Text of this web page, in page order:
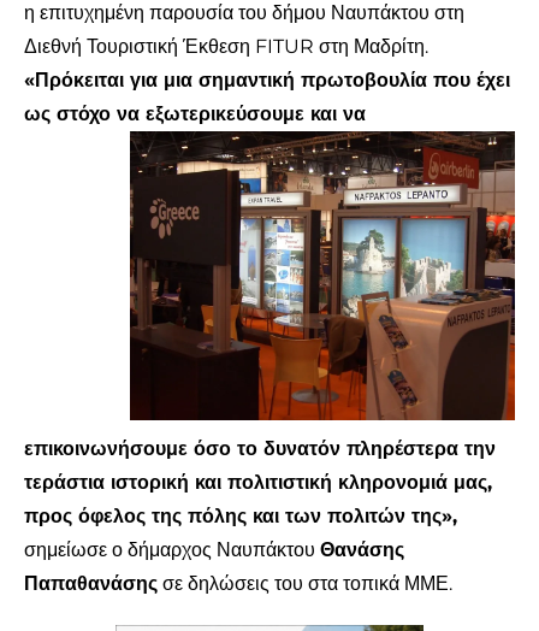
η επιτυχημένη παρουσία του δήμου Ναυπάκτου στη
Διεθνή Τουριστική Έκθεση FITUR στη Μαδρίτη.
«Πρόκειται για μια σημαντική πρωτοβουλία που έχει
ως στόχο να εξωτερικεύσουμε και να
επικοινωνήσουμε όσο το δυνατόν πληρέστερα την
τεράστια ιστορική και πολιτιστική κληρονομιά μας,
προς όφελος της πόλης και των πολιτών της»,
σημείωσε ο δήμαρχος Ναυπάκτου Θανάσης
Παπαθανάσης σε δηλώσεις του στα τοπικά ΜΜΕ.